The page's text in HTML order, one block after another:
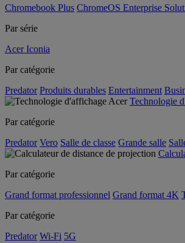
Chromebook Plus ChromeOS Enterprise
Par série
Acer Iconia
Par catégorie
Predator Produits durables Entertainment
Technologie
Par catégorie
Predator Vero Salle de classe Grande salle
Par catégorie
Grand format professionnel Grand format 4K
Par catégorie
Predator Wi-Fi 5G